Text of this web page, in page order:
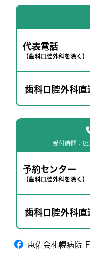
代表電話
（歯科口腔外科を除く）
歯科口腔外科直
受付時間：
予約センター
（歯科口腔外科を除く）
歯科口腔外科直
恵佑会札幌病院